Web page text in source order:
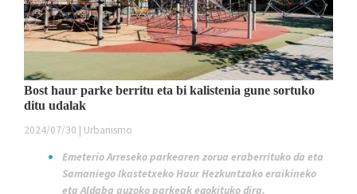
Bost haur parke berritu eta bi kalistenia gune sortuko
ditu udalak
2024/07/30 | Urbanismo
Emeterio Arreseko parkearen zorua eraberrituko da eta
Samaniego Ikastetxeko Haur Hezkuntzako eraikineko
eta Aldaba auzoko parkeak egokituko dira.